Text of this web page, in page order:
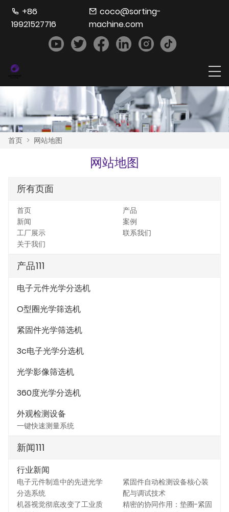
+86
19921527716
coco@sorting-
machine.com
首页 > 网站地图
网站地图
所有页面
首页
产品
新闻
案例
工厂展示
联系我们
关于我们
产品111
电子元件光学分选机
O型圈光学筛选机
紧固件光学筛选机
3c电子光学分选机
光学影像筛选机
360度光学分选机
外观检测设备
一键快速测量系统
新闻111
行业新闻
电子元件制造中的先进光学
分选系统
紧固件自动检测设备核心装
配与调试技术
机器视觉彻底改变了工业质
精密的协同作用：垫圈-紧固